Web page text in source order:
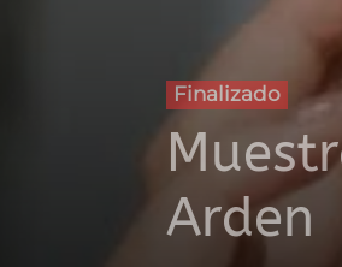
Finalizado
Arden